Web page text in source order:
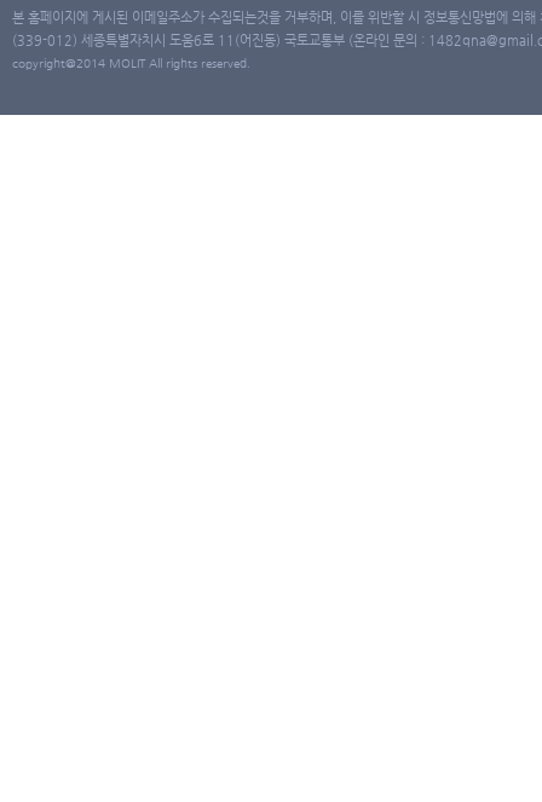
본 홈페이지에 게시된 이메일주소가 수집되는것을 거부하며, 이를 위반할 시 정보통신망법에 의
(339-012) 세종특별자치시 도움6로 11(어진동) 국토교통부 (온라인 문의 :
copyright@2014 MOLIT All rights reserved.